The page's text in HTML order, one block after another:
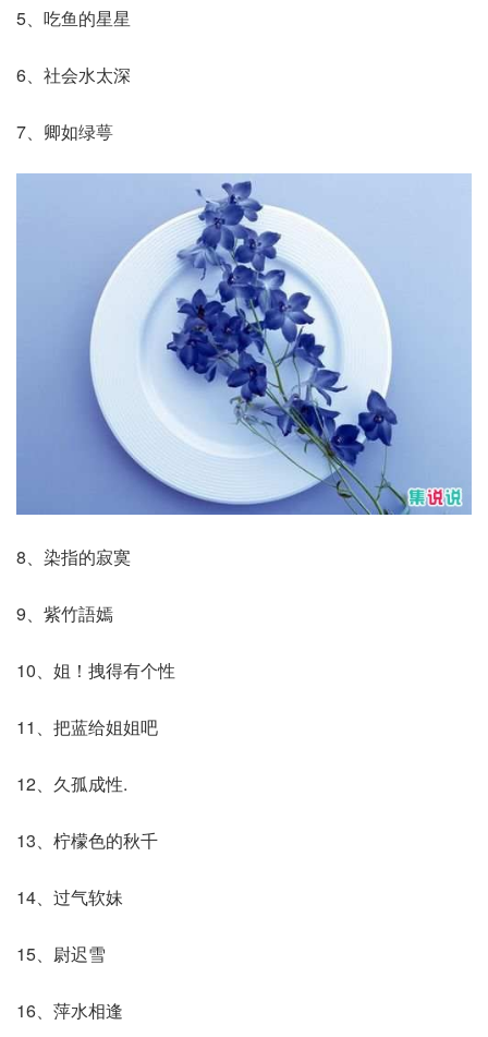
5、吃鱼的星星
6、社会水太深
7、卿如绿萼
8、染指的寂寞
9、紫竹語嫣
10、姐！拽得有个性
11、把蓝给姐姐吧
12、久孤成性.
13、柠檬色的秋千
14、过气软妹
15、尉迟雪
16、萍水相逢